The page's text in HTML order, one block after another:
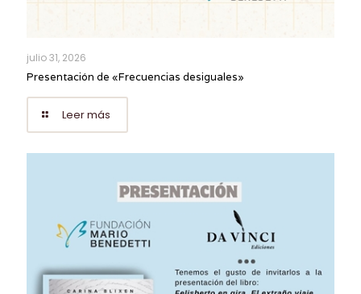
julio 31, 2026
Presentación de «Frecuencias desiguales»
Leer más